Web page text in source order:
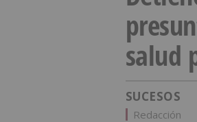
salud
SUCESOS
Redacción